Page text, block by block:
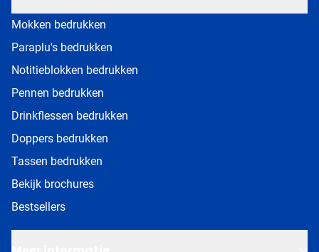
Mokken bedrukken
Paraplu's bedrukken
Notitieblokken bedrukken
Pennen bedrukken
Drinkflessen bedrukken
Doppers bedrukken
Tassen bedrukken
Bekijk brochures
Bestsellers